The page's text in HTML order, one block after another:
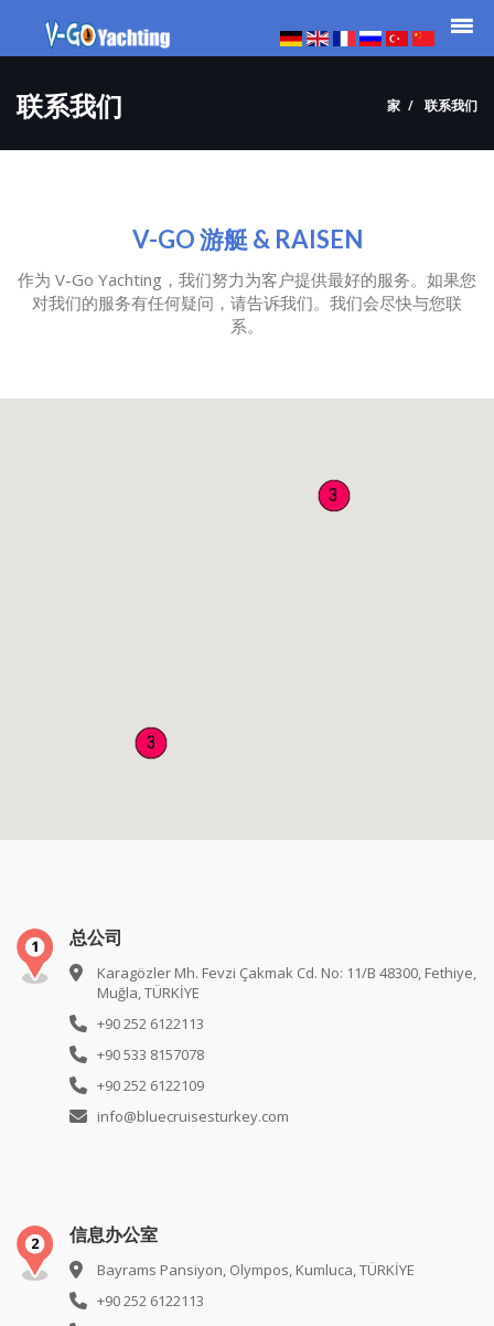
联系我们 家 联系我们
V-GO 游艇 & RAISEN
作为 V-Go Yachting，我们努力为客户提供最好的服务。如果您
对我们的服务有任何疑问，请告诉我们。我们会尽快与您联
系。
3
3
总公司
Karagözler Mh. Fevzi Çakmak Cd. No: 11/B 48300, Fethiye,
Muğla, TÜRKİYE
+90 252 6122113
+90 533 8157078
+90 252 6122109
info@bluecruisesturkey.com
信息办公室
Bayrams Pansiyon, Olympos, Kumluca, TÜRKİYE
+90 252 6122113